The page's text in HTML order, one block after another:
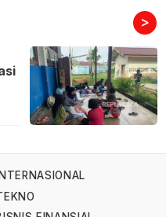
>
INTERNASIONAL